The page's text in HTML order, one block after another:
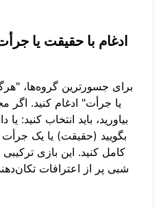
ادغام با حقیقت یا
برای جسورترین گروه‌ها،
یا جرأت" ادغام کنید. اگر
بیاورید، باید انتخاب کنید:
بگویید (حقیقت) یا یک
کامل کنید. این بازی
شبی پر از اعترافات